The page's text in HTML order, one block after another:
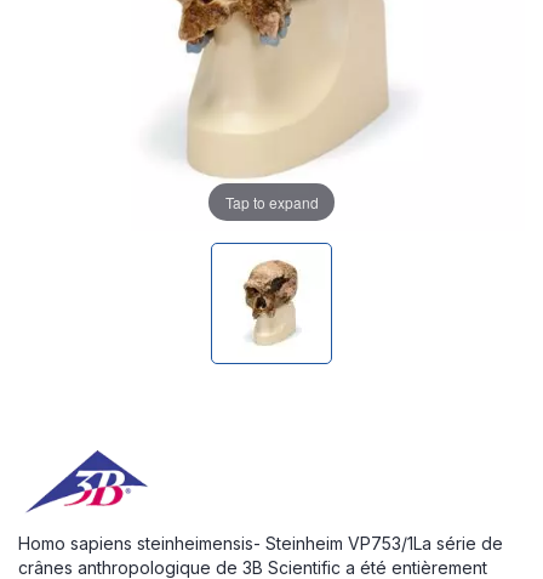
Homo sapiens steinheimensis- Steinheim VP753/1La série de
crânes anthropologique de 3B Scientific a été entièrement
Tap to expand